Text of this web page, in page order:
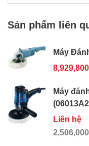
Sản phẩm liên
Máy
Máy
Liên hệ